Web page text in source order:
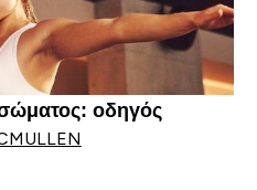
οδηγός